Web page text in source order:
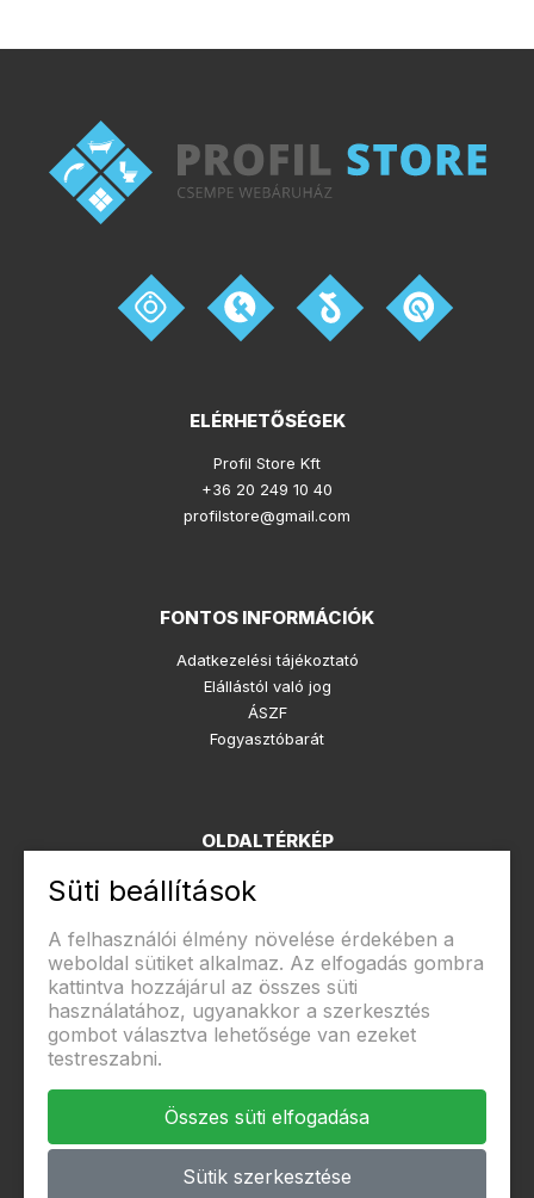
ELÉRHETŐSÉGEK
Profil Store Kft
+36 20 249 10 40
profilstore@gmail.com
FONTOS INFORMÁCIÓK
Adatkezelési tájékoztató
Elállástól való jog
ÁSZF
Fogyasztóbarát
OLDALTÉRKÉP
Rólunk
Biztonságos fizetés
Süti beállítások
A felhasználói élmény növelése érdekében a
weboldal sütiket alkalmaz. Az elfogadás gombra
kattintva hozzájárul az összes süti
használatához, ugyanakkor a szerkesztés
gombot választva lehetősége van ezeket
testreszabni.
Összes süti elfogadása
Sütik szerkesztése